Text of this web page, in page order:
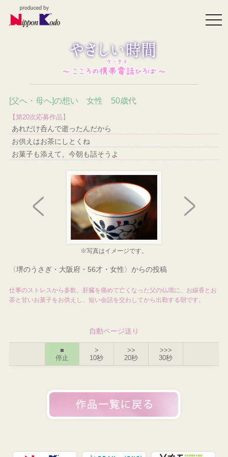
[父へ・母へ]の想い 女性 50歳代
【第20次応募作品】
あれだけ呑んで逝ったんだから
お供えはお茶にしとくね
お菓子も添えて、今朝も話そうよ
※写真はイメージです。
〈堺のうさぎ・大阪府・56才・女性〉からの投稿
仕事のストレスから多飲。肝臓を痛めて亡くなった父の仏壇に、お線香とお
茶と甘いお菓子をお供えし、短い会話を交わしてから出勤する朝です。
自動ページ送り
■
停止
>
10秒
>>
20秒
>>>
30秒